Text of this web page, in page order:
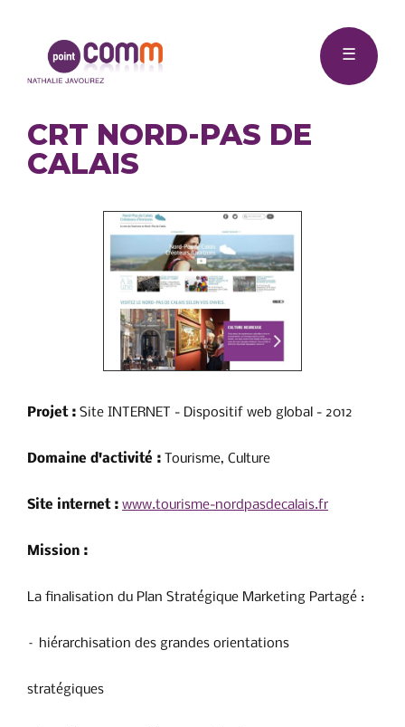
Point
☰
CRT NORD-PAS DE
CALAIS
Projet : Site INTERNET - Dispositif web global - 2012
Domaine d'activité : Tourisme, Culture
Site internet : www.tourisme-nordpasdecalais.fr
Mission :
La finalisation du Plan Stratégique Marketing Partagé :
– hiérarchisation des grandes orientations
stratégiques